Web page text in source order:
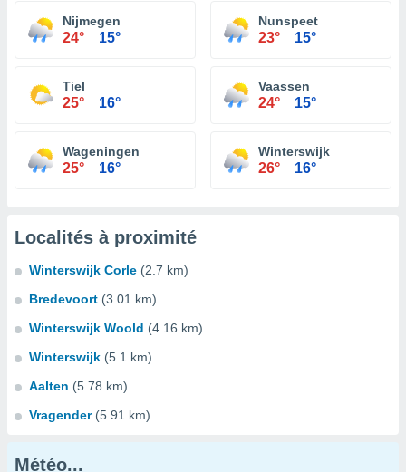
Nijmegen
24° 15°
Nunspeet
23° 15°
Tiel
25° 16°
Vaassen
24° 15°
Wageningen
25° 16°
Winterswijk
26° 16°
Localités à proximité
Winterswijk Corle (2.7 km)
Bredevoort (3.01 km)
Winterswijk Woold (4.16 km)
Winterswijk (5.1 km)
Aalten (5.78 km)
Vragender (5.91 km)
Météo...